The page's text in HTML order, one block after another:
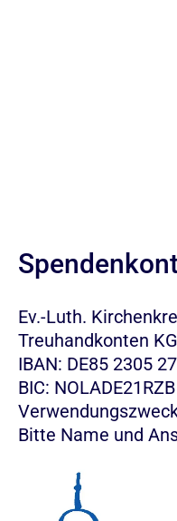
Ev.-Luth.
Treuhandkonten KG
IBAN: DE85 2305
BIC: NOLADE21RZB
Bitte Name und